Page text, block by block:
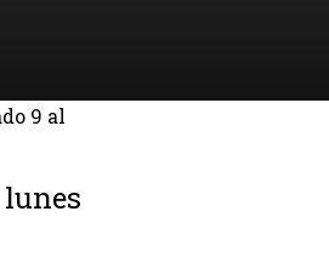
9 al
lunes